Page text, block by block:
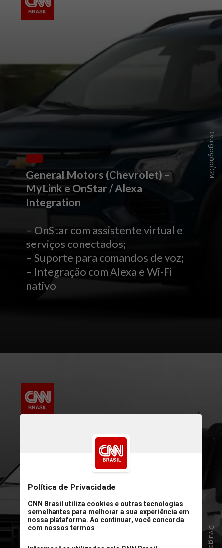
General Motors (Chevrolet) –
MyLink e OnStar / Alexa
Integration
– OnStar com assistente virtual e
serviços conectados;
– Suporte para comandos de voz;
– Integração com Alexa e Wi-Fi
nativo
Divulgação/GM